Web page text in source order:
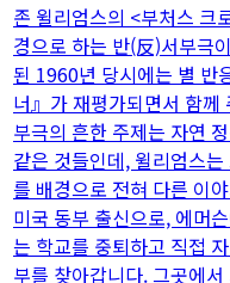
존 윌리엄스의 <부처스 크
경으로 하는 반(反)서부극
된 1960년 당시에는 별 반
너』가 재평가되면서 함께
부극의 흔한 주제는 자연
같은 것들인데, 윌리엄스
를 배경으로 전혀 다른 이
미국 동부 출신으로, 에머
는 학교를 중퇴하고 직접
부를 찾아갑니다. 그곳에